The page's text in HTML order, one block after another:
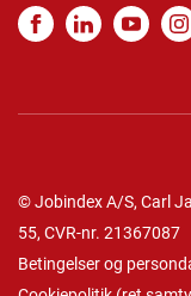
© Jobindex A/S, Carl
55, CVR-nr. 21367087
Betingelser og